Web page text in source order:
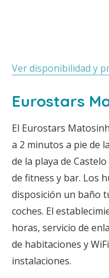
Ver disponibilidad y
Eurostars
El Eurostars
a 2 minutos a pie de
de la playa de
de fitness y bar. Los
disposición un baño
coches. El
horas, servicio de
de habitaciones y
instalaciones.